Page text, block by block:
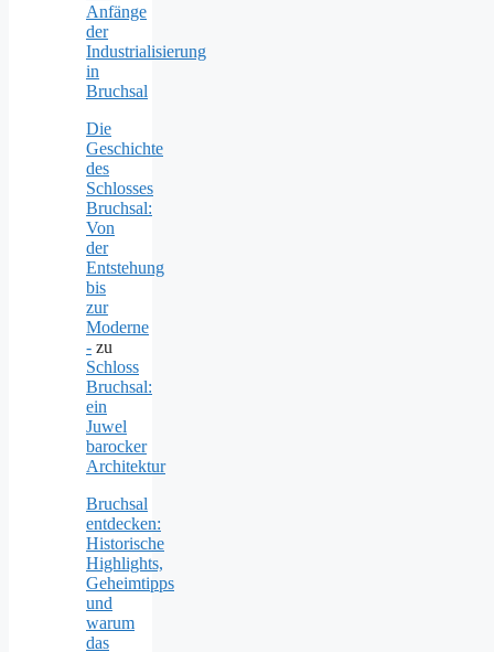
Anfänge
der
Industrialisierung
in
Bruchsal
Die
Geschichte
des
Schlosses
Bruchsal:
Von
der
Entstehung
bis
zur
Moderne
- zu
Schloss
Bruchsal:
ein
Juwel
barocker
Architektur
Bruchsal
entdecken:
Historische
Highlights,
Geheimtipps
und
warum
das